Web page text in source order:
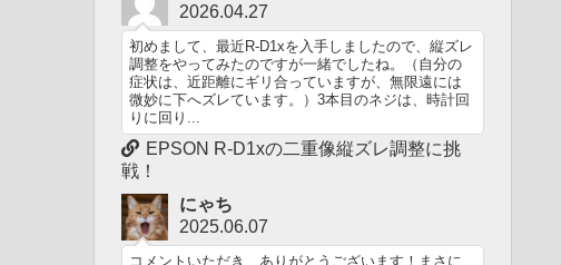
2026.04.27
初めまして、最近R-D1xを入手しましたので、縦ズレ
調整をやってみたのですが一緒でしたね。（自分の
症状は、近距離にギリ合っていますが、無限遠には
微妙に下へズレています。）3本目のネジは、時計回
りに回り...
EPSON R-D1xの二重像縦ズレ調整に挑
戦！
にゃち
2025.06.07
コメントいただき、ありがとうございます！まさに